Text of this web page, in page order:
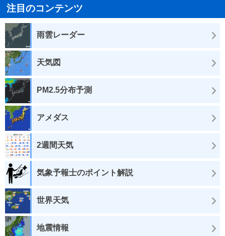
注目のコンテンツ
雨雲レーダー
天気図
PM2.5分布予測
アメダス
2週間天気
気象予報士のポイント解説
世界天気
地震情報